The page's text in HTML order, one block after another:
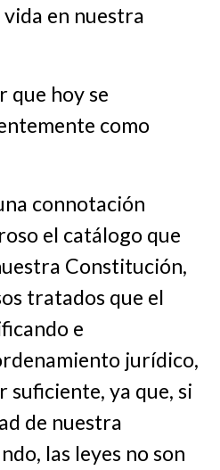
en nuestra
que hoy se
como
connotación
el catálogo que
Constitución,
tratados que el
e
jurídico,
suficiente, ya que, si
de nuestra
las leyes no son